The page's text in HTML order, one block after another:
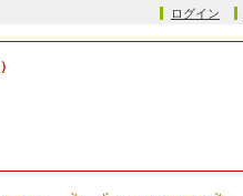
ログイン
）